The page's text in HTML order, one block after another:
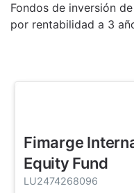
Fondos de inversión
por rentabilidad a 3
Fimarge
Equity Fund
LU2474268096